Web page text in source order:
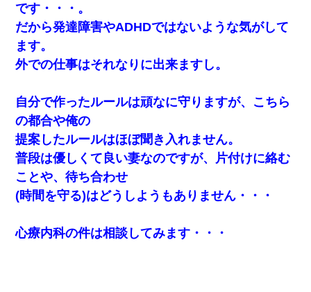
「お前の父ちゃんは自宅警備員」とかからかわれたけど、実はと
んでもない仕事に就いていた
ワイ144kg彼女98kgデブカップル、1年間毎日行為しまくった結
果
妻「ずっと好きだった人と一緒になりたいから、わかれてくださ
い」→離婚後、娘と実家で生活してると…
｢昨日はお兄ちゃんと一緒にお風呂に入っちゃった～｣とか毎日兄
の話をしていたA子が事故で亡くなった。→Ａ子のお母さんの話に
驚愕…
何年か前に妹は離婚している。当時生まれた姪が義弟の子じゃな
です・・・。
だから発達障害やADHDではないような気がして
ます。
外での仕事はそれなりに出来ますし。
自分で作ったルールは頑なに守りますが、こちら
の都合や俺の
提案したルールはほぼ聞き入れません。
普段は優しくて良い妻なのですが、片付けに絡む
ことや、待ち合わせ
(時間を守る)はどうしようもありません・・・
心療内科の件は相談してみます・・・